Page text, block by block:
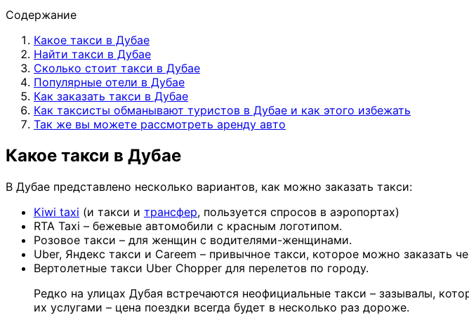
Содержание
Какое такси в Дубае
Найти такси в Дубае
Сколько стоит такси в Дубае
Популярные отели в Дубае
Как заказать такси в Дубае
Как таксисты обманывают туристов в Дубае и как этого избежать
Так же вы можете рассмотреть аренду авто
Какое такси в Дубае
В Дубае представлено несколько вариантов, как можно заказать такси:
Kiwi taxi (и такси и трансфер, пользуется спросов в аэропортах)
RTA Taxi – бежевые автомобили с красным логотипом.
Розовое такси – для женщин с водителями-женщинами.
Uber, Яндекс такси и Careem – привычное такси, которое можно заказать
Вертолетные такси Uber Chopper для перелетов по городу.
Редко на улицах Дубая встречаются неофициальные такси – зазывалы,
их услугами – цена поездки всегда будет в несколько раз дороже.